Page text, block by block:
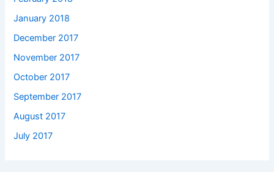
January 2018
December 2017
November 2017
October 2017
September 2017
August 2017
July 2017